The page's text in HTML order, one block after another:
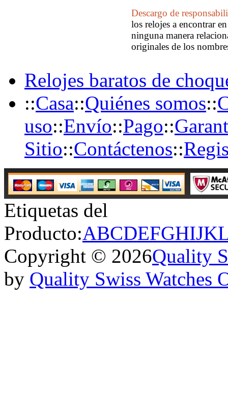
Descargo de
los relojes a encontrar
ninguna manera
originales de los
Relojes baratos de
::Casa::Quiénes somos::
uso::Envío::Pago::
Sitio::Contáctenos::
Etiquetas del
Producto:ABCDEFGHIJK
Copyright © 2026Quality
by Quality Swiss Watches